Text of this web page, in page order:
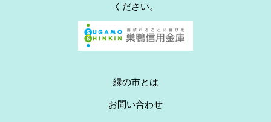
ください。
縁の市とは
お問い合わせ